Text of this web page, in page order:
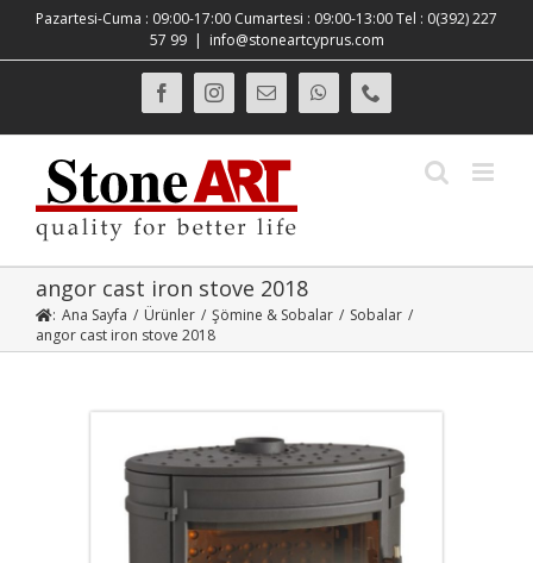
content
Pazartesi-Cuma : 09:00-17:00 Cumartesi : 09:00-13:00 Tel : 0(392) 227
57 99 | info@stoneartcyprus.com
FacebookInstagram
E-
posta
WhatsApp
angor cast iron stove 2018
: Ana Sayfa / Ürünler / Şömine & Sobalar / Sobalar /
angor cast iron stove 2018